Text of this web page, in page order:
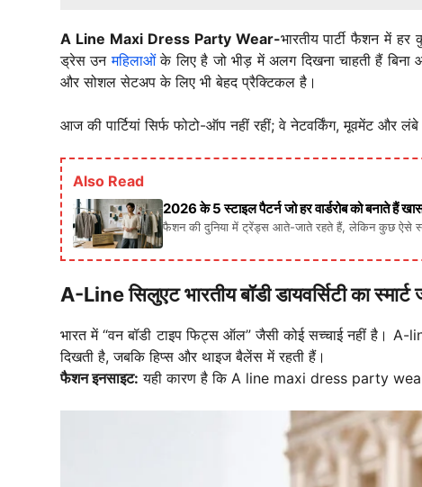
A Line Maxi Dress Party Wear-भारतीय पार्टी फैशन में
ड्रेस उनमहिलाओंके लिए है जो भीड़ में अलग दिखना चाहती हैं
और सोशल सेटअप के लिए भी बेहद प्रैक्टिकल है।
आज की पार्टियां सिर्फ फोटो-ऑप नहीं रहीं; वे नेटवर्किंग, मूवमेंट
Also Read
2026 के 5 स्टाइल पैटर्न जो हर वार्डरोब को बनाते हैं
फैशन की दुनिया में ट्रेंड्स आते-जाते रहते हैं, लेकिन कुछ ऐसे
A-Line सिलुएट भारतीय बॉडी डायवर्सिटी का स्मार्ट
भारत में “वन बॉडी टाइप फिट्स ऑल” जैसी कोई सच्चाई नहीं है।
दिखती है, जबकि हिप्स और थाइज बैलेंस में रहती हैं।
फैशन इनसाइट: यही कारण है कि A line maxi dress party wear